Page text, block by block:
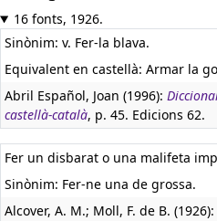
16 fonts, 1926.
Sinònim: v. Fer-la blava.
Equivalent en castellà: Armar la
Abril Español, Joan (1996):
castellà-català, p. 45. Edicions 62.
Fer un disbarat o una malifeta
Sinònim: Fer-ne una de grossa.
Alcover, A. M.; Moll, F. de B. (1926):